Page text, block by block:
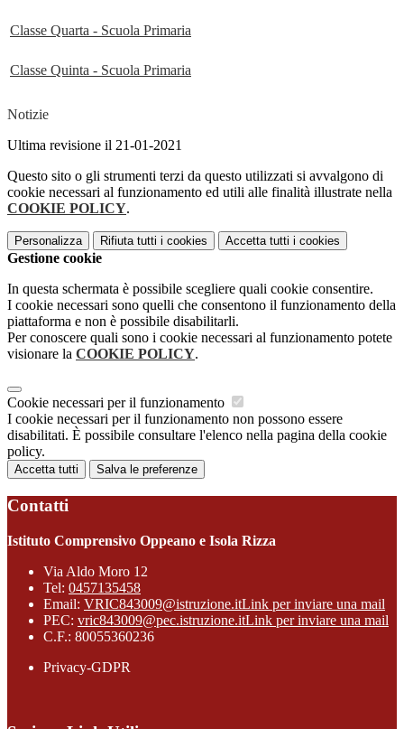
Classe Quarta - Scuola Primaria
Classe Quinta - Scuola Primaria
Notizie
Ultima revisione il 21-01-2021
Questo sito o gli strumenti terzi da questo utilizzati si avvalgono di
cookie necessari al funzionamento ed utili alle finalità illustrate nella
COOKIE POLICY.
Personalizza Rifiuta tutti i cookies Accetta tutti i cookies
Gestione cookie
In questa schermata è possibile scegliere quali cookie consentire.
I cookie necessari sono quelli che consentono il funzionamento della
piattaforma e non è possibile disabilitarli.
Per conoscere quali sono i cookie necessari al funzionamento potete
visionare la COOKIE POLICY.
Cookie necessari per il funzionamento
I cookie necessari per il funzionamento non possono essere
disabilitati. È possibile consultare l'elenco nella pagina della cookie
policy.
Accetta tutti Salva le preferenze
Contatti
Istituto Comprensivo Oppeano e Isola Rizza
Via Aldo Moro 12
Tel: 0457135458
Email: VRIC843009@istruzione.itLink per inviare una mail
PEC: vric843009@pec.istruzione.itLink per inviare una mail
C.F.: 80055360236
Privacy-GDPR